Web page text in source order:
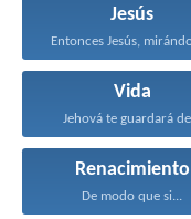
Jesús
Vida
Jehová te guardará
Renacimiento
De modo que si...